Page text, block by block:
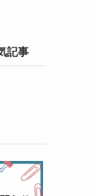
記事